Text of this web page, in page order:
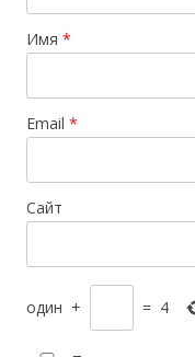
Имя *
Email *
Сайт
один + = 4